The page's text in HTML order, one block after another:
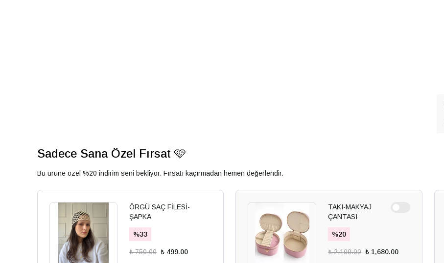
Sadece Sana Özel Fırsat 🩷
Bu ürüne özel %20 indirim seni bekliyor. Fırsatı kaçırmadan hemen değerlendir.
ÖRGÜ SAÇ FİLESİ-
ŞAPKA
%33
₺ 750.00 ₺ 499.00
TAKI-MAKYAJ
ÇANTASI
%20
₺ 2,100.00 ₺ 1,680.00